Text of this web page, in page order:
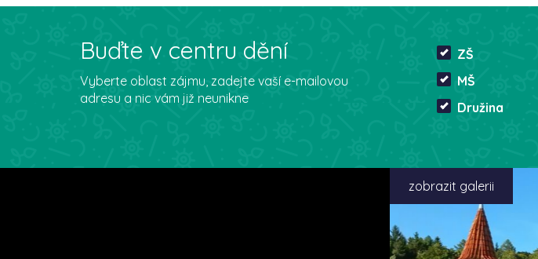
Buďte v centru dění
Vyberte oblast zájmu, zadejte vaší e-mailovou
adresu a nic vám již neunikne
ZŠ
MŠ
Družina
zobrazit galerii